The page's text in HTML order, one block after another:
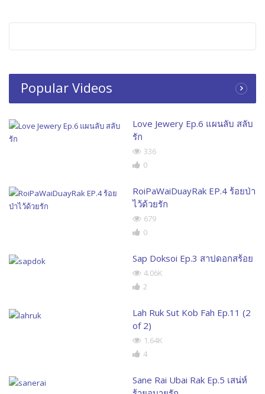
Popular Videos
Love Jewery Ep.6 แผนลับ สลับ
รัก
336
0
RoiPaWaiDuayRak EP.4 ร้อยป่า
ไว้ด้วยรัก
679
0
Sap Doksoi Ep.3 สาปดอกสร้อย
4.06K
2
Lah Ruk Sut Kob Fah Ep.11 (2
of 2)
1.64K
4
Sane Rai Ubai Rak Ep.5 เสน่ห์